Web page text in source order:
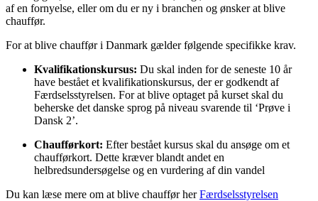
af en fornyelse, eller om du er ny i branchen og ønsker at blive
chauffør.
For at blive chauffør i Danmark gælder følgende specifikke krav.
Kvalifikationskursus: Du skal inden for de seneste 10 år
have bestået et kvalifikationskursus, der er godkendt af
Færdselsstyrelsen. For at blive optaget på kurset skal du
beherske det danske sprog på niveau svarende til ‘Prøve i
Dansk 2’.
Chaufførkort: Efter bestået kursus skal du ansøge om et
chaufførkort. Dette kræver blandt andet en
helbredsundersøgelse og en vurdering af din vandel
Du kan læse mere om at blive chauffør herFærdselsstyrelsen